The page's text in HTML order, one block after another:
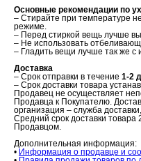
Основные рекомендации по
– Стирайте при температуре
режиме.
– Перед стиркой вещь лучше
– Не использовать
– Гладить вещи лучше так же с
Доставка
– Срок отправки в течение 1-2
– Срок доставки товара
Продавец не осуществляет
Продавца к Покупателю.
организация – служба
Средний срок доставки
Продавцом.
Дополнительная информация:
• Информация о продавце и